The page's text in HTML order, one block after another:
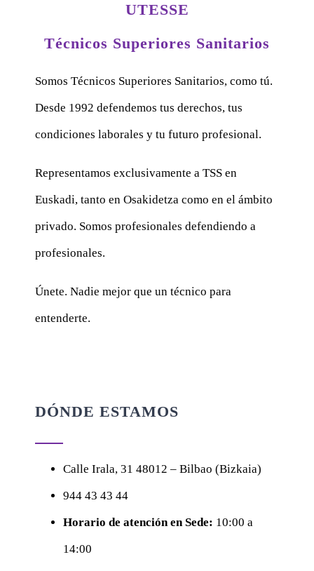
UTESSE
Técnicos Superiores Sanitarios
Somos Técnicos Superiores Sanitarios, como tú.
Desde 1992 defendemos tus derechos, tus
condiciones laborales y tu futuro profesional.
Representamos exclusivamente a TSS en
Euskadi, tanto en Osakidetza como en el ámbito
privado. Somos profesionales defendiendo a
profesionales.
Únete. Nadie mejor que un técnico para
entenderte.
DÓNDE ESTAMOS
Calle Irala, 31 48012 – Bilbao (Bizkaia)
944 43 43 44
Horario de atención en Sede: 10:00 a
14:00